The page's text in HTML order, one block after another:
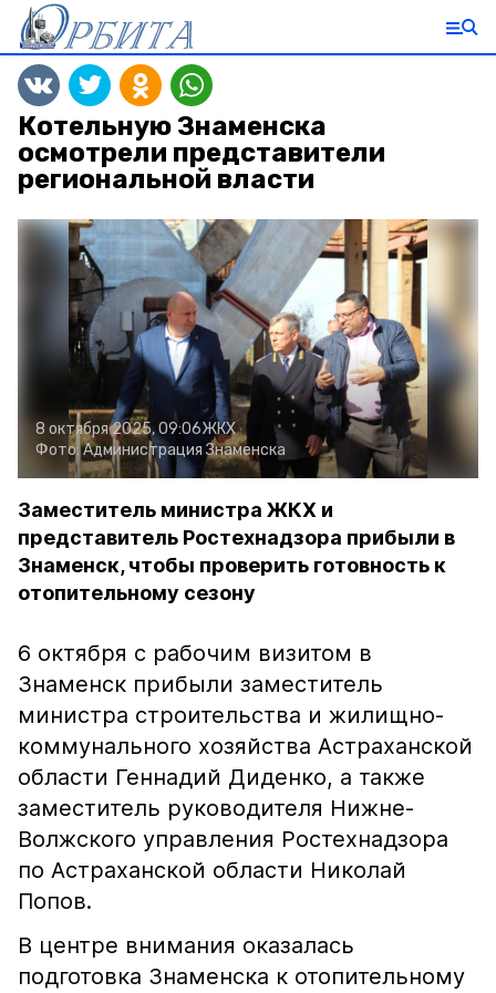
Котельную Знаменска
осмотрели представители
региональной власти
8 октября 2025, 09:06ЖКХ
Фото:Администрация Знаменска
Заместитель министра ЖКХ и
представитель Ростехнадзора прибыли в
Знаменск, чтобы проверить готовность к
отопительному сезону
6 октября с рабочим визитом в
Знаменск прибыли заместитель
министра строительства и жилищно-
коммунального хозяйства Астраханской
области Геннадий Диденко, а также
заместитель руководителя Нижне-
Волжского управления Ростехнадзора
по Астраханской области Николай
Попов.
В центре внимания оказалась
подготовка Знаменска к отопительному